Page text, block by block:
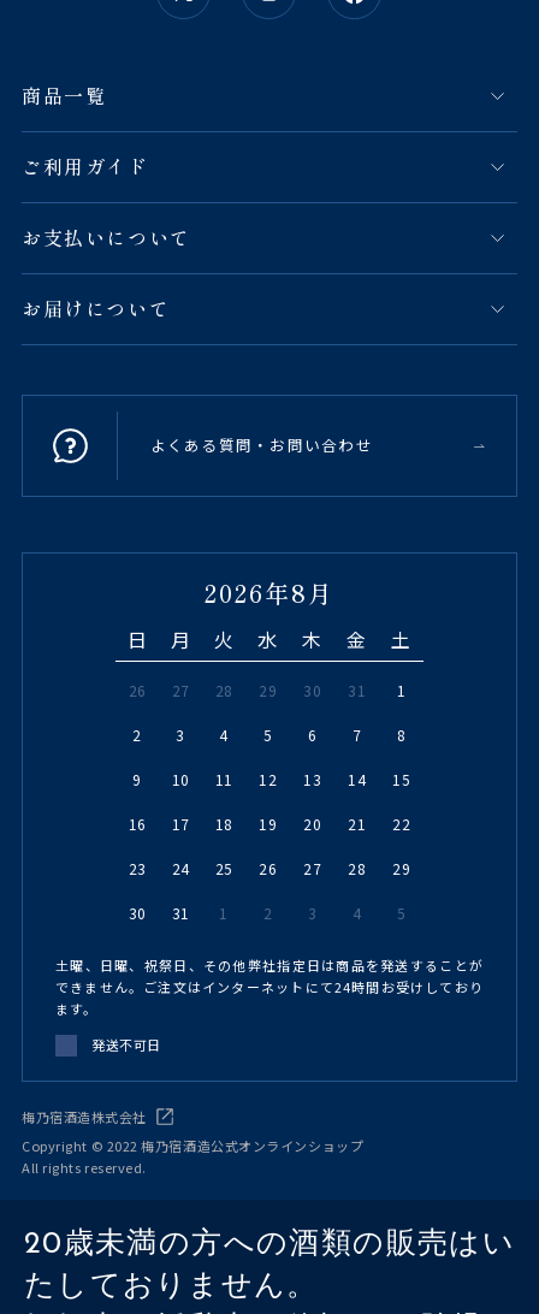
商品一覧
ご利用ガイド
お支払いについて
お届けについて
よくある質問・お問い合わせ
2026年8月
日 月 火 水 木 金 土
26 27 28 29 30 31 1
2 3 4 5 6 7 8
9 10 11 12 13 14 15
16 17 18 19 20 21 22
23 24 25 26 27 28 29
30 31 1 2 3 4 5
土曜、日曜、祝祭日、その他弊社指定日は商品を発送することが
できません。ご注文はインターネットにて24時間お受けしており
ます。
発送不可日
梅乃宿酒造株式会社
Copyright © 2022 梅乃宿酒造公式オンラインショップ
All rights reserved.
20歳未満の方への酒類の販売はい
たしておりません。